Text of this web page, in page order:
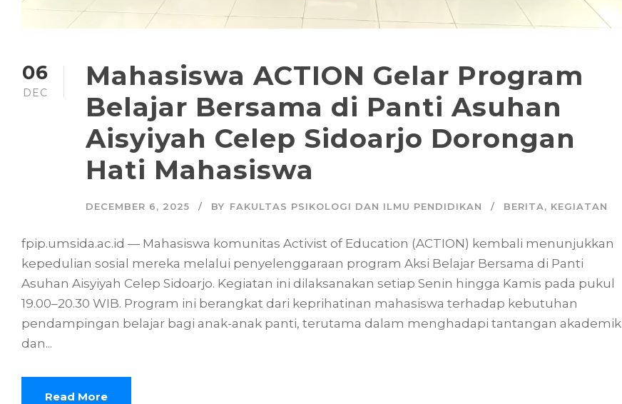
06
DEC
Mahasiswa ACTION Gelar Program
Belajar Bersama di Panti Asuhan
Aisyiyah Celep Sidoarjo Dorongan
Hati Mahasiswa
DECEMBER 6, 2025 BY FAKULTAS PSIKOLOGI DAN ILMU PENDIDIKAN BERITA, KEGIATAN
fpip.umsida.ac.id — Mahasiswa komunitas Activist of Education (ACTION) kembali menunjukkan
kepedulian sosial mereka melalui penyelenggaraan program Aksi Belajar Bersama di Panti
Asuhan Aisyiyah Celep Sidoarjo. Kegiatan ini dilaksanakan setiap Senin hingga Kamis pada pukul
19.00–20.30 WIB. Program ini berangkat dari keprihatinan mahasiswa terhadap kebutuhan
pendampingan belajar bagi anak-anak panti, terutama dalam menghadapi tantangan akademik
dan...
Read More